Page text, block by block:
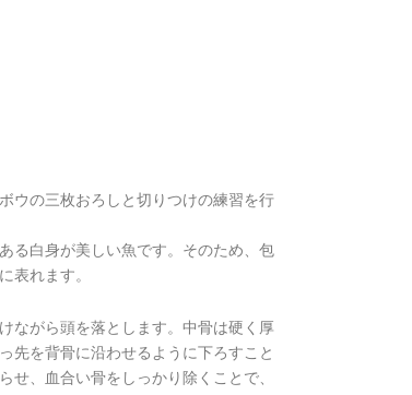
ウの三枚おろしと切りつけの練習を行
る白身が美しい魚です。そのため、包
表れます。
ながら頭を落とします。中骨は硬く厚
先を背骨に沿わせるように下ろすこと
せ、血合い骨をしっかり除くことで、